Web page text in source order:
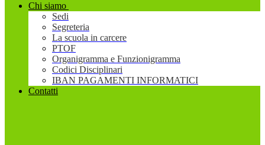
Chi siamo
Sedi
Segreteria
La scuola in carcere
PTOF
Organigramma e Funzionigramma
Codici Disciplinari
IBAN PAGAMENTI INFORMATICI
Contatti